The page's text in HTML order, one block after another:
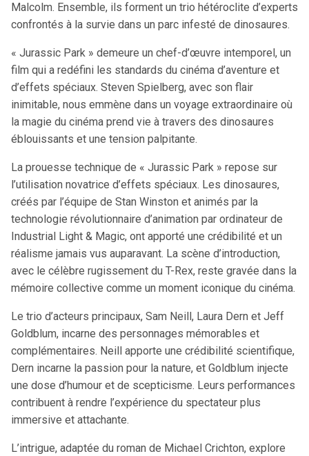
Malcolm. Ensemble, ils forment un trio hétéroclite d’experts
confrontés à la survie dans un parc infesté de dinosaures.
« Jurassic Park » demeure un chef-d’œuvre intemporel, un
film qui a redéfini les standards du cinéma d’aventure et
d’effets spéciaux. Steven Spielberg, avec son flair
inimitable, nous emmène dans un voyage extraordinaire où
la magie du cinéma prend vie à travers des dinosaures
éblouissants et une tension palpitante.
La prouesse technique de « Jurassic Park » repose sur
l’utilisation novatrice d’effets spéciaux. Les dinosaures,
créés par l’équipe de Stan Winston et animés par la
technologie révolutionnaire d’animation par ordinateur de
Industrial Light & Magic, ont apporté une crédibilité et un
réalisme jamais vus auparavant. La scène d’introduction,
avec le célèbre rugissement du T-Rex, reste gravée dans la
mémoire collective comme un moment iconique du cinéma.
Le trio d’acteurs principaux, Sam Neill, Laura Dern et Jeff
Goldblum, incarne des personnages mémorables et
complémentaires. Neill apporte une crédibilité scientifique,
Dern incarne la passion pour la nature, et Goldblum injecte
une dose d’humour et de scepticisme. Leurs performances
contribuent à rendre l’expérience du spectateur plus
immersive et attachante.
L’intrigue, adaptée du roman de Michael Crichton, explore